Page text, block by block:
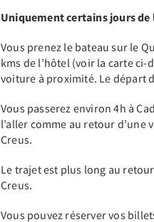
Uniquement certains jours
Vous prenez le bateau sur le
kms de l’hôtel (voir la carte
voiture à proximité. Le départ
Vous passerez environ 4h à
l’aller comme au retour d’une
Creus.
Le trajet est plus long au
Creus.
Vous pouvez réserver vos